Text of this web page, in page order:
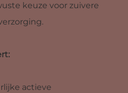
keuze voor zuivere
actieve